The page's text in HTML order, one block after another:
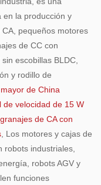
en la producción y
pequeños motores
de CC con
escobillas BLDC,
y rodillo de
de China
de velocidad de 15 W
de CA con
, Los motores y cajas de
robots industriales,
robots AGV y
funciones